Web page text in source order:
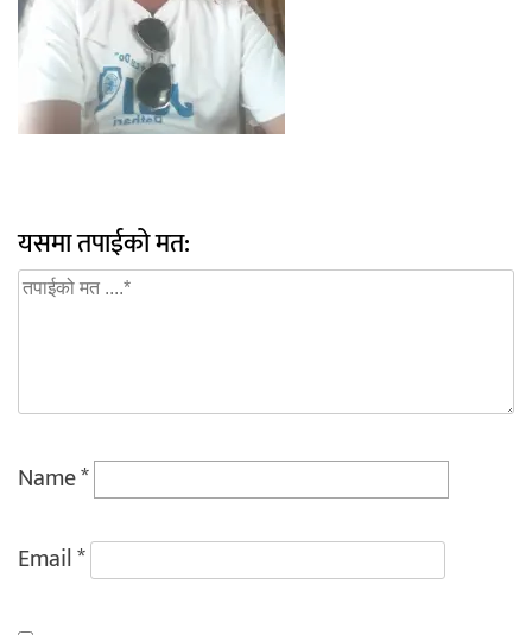
यसमा तपाईको मत:
Name*
Email*